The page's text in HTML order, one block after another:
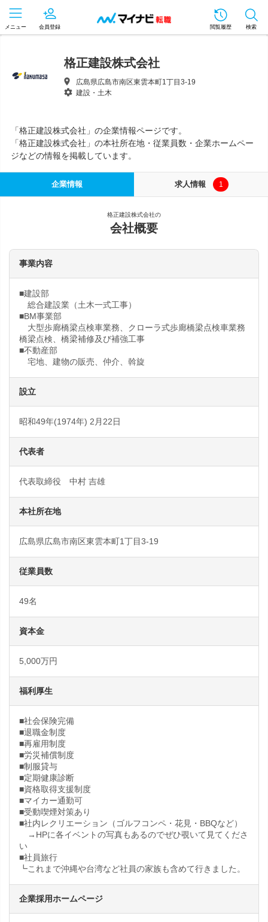
メニュー 会員登録 閲覧履歴 検索
格正建設株式会社
広島県広島市南区東雲本町1丁目3-19
建設・土木
「格正建設株式会社」の企業情報ページです。
「格正建設株式会社」の本社所在地・従業員数・企業ホームペー
ジなどの情報を掲載しています。
企業情報 求人情報 1
格正建設株式会社の
会社概要
事業内容
■建設部
総合建設業（土木一式工事）
■BM事業部
大型歩廊橋梁点検車業務、クローラ式歩廊橋梁点検車業務
橋梁点検、橋梁補修及び補強工事
■不動産部
宅地、建物の販売、仲介、斡旋
設立
昭和49年(1974年) 2月22日
代表者
代表取締役 中村 吉雄
本社所在地
広島県広島市南区東雲本町1丁目3-19
従業員数
49名
資本金
5,000万円
福利厚生
■社会保険完備
■退職金制度
■再雇用制度
■労災補償制度
■制服貸与
■定期健康診断
■資格取得支援制度
■マイカー通勤可
■受動喫煙対策あり
■社内レクリエーション（ゴルフコンペ・花見・BBQなど）
→HPに各イベントの写真もあるのでぜひ覗いて見てくださ
い
■社員旅行
┗これまで沖縄や台湾など社員の家族も含めて行きました。
企業採用ホームページ